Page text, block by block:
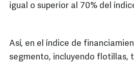
igual o superior al 70% del
Así, en el índice de
segmento, incluyendo flotillas,